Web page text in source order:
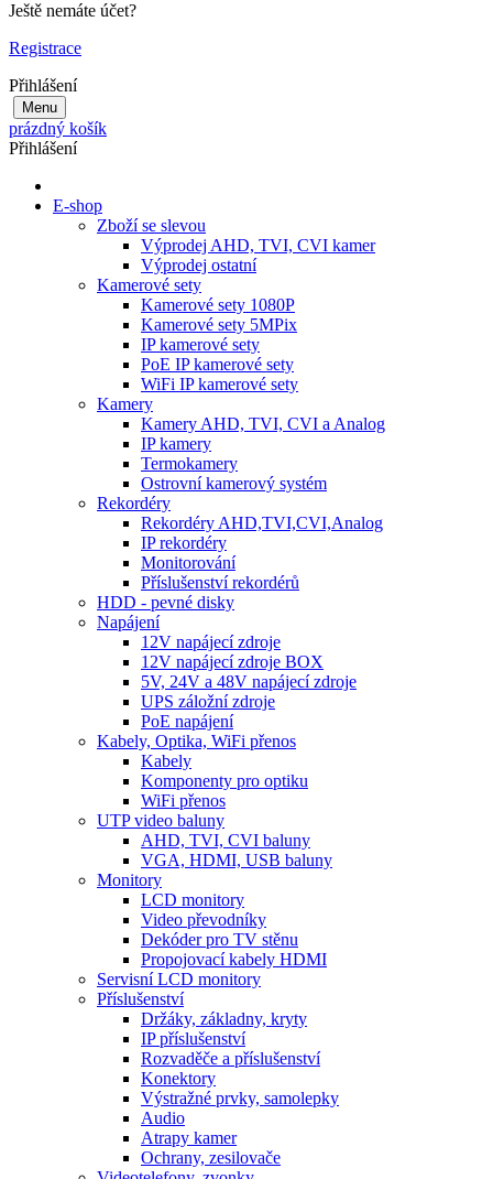
Ještě nemáte účet?
Registrace
Přihlášení
Menu
prázdný košík
Přihlášení
E-shop
Zboží se slevou
Výprodej AHD, TVI, CVI kamer
Výprodej ostatní
Kamerové sety
Kamerové sety 1080P
Kamerové sety 5MPix
IP kamerové sety
PoE IP kamerové sety
WiFi IP kamerové sety
Kamery
Kamery AHD, TVI, CVI a Analog
IP kamery
Termokamery
Ostrovní kamerový systém
Rekordéry
Rekordéry AHD,TVI,CVI,Analog
IP rekordéry
Monitorování
Příslušenství rekordérů
HDD - pevné disky
Napájení
12V napájecí zdroje
12V napájecí zdroje BOX
5V, 24V a 48V napájecí zdroje
UPS záložní zdroje
PoE napájení
Kabely, Optika, WiFi přenos
Kabely
Komponenty pro optiku
WiFi přenos
UTP video baluny
AHD, TVI, CVI baluny
VGA, HDMI, USB baluny
Monitory
LCD monitory
Video převodníky
Dekóder pro TV stěnu
Propojovací kabely HDMI
Servisní LCD monitory
Příslušenství
Držáky, základny, kryty
IP příslušenství
Rozvaděče a příslušenství
Konektory
Výstražné prvky, samolepky
Audio
Atrapy kamer
Ochrany, zesilovače